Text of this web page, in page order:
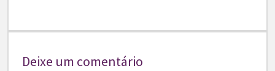
Deixe um comentário